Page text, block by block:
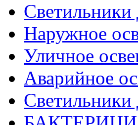
Наружное
Уличное
Аварийное